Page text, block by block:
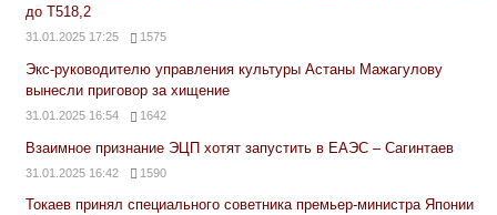
до Т518,2
31.01.2025 17:25 1575
Экс-руководителю управления культуры Астаны Мажагулову
вынесли приговор за хищение
31.01.2025 16:54 1642
Взаимное признание ЭЦП хотят запустить в ЕАЭС – Сагинтаев
31.01.2025 16:42 1590
Токаев принял специального советника премьер-министра Японии